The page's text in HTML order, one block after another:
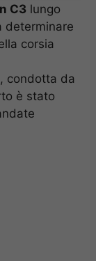
C3 lungo
determinare
corsia
, condotta da
è stato